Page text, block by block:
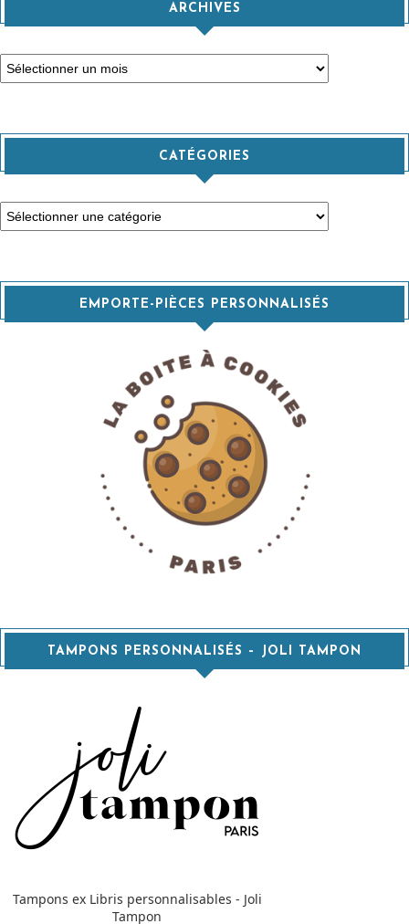
ARCHIVES
Archives
CATÉGORIES
Catégories
EMPORTE-PIÈCES PERSONNALISÉS
TAMPONS PERSONNALISÉS – JOLI TAMPON
Tampons ex Libris personnalisables - Joli
Tampon